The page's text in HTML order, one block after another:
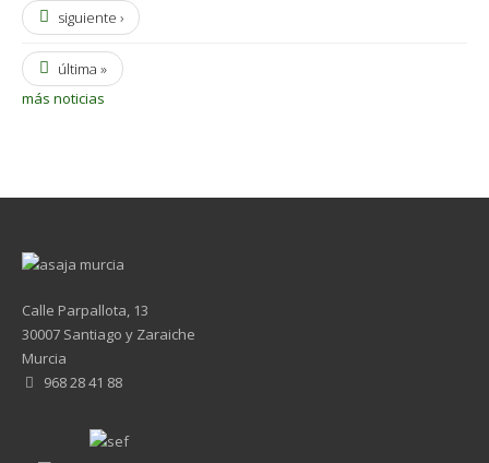
siguiente ›
última »
más noticias
Calle Parpallota, 13
30007 Santiago y Zaraiche
Murcia
968 28 41 88